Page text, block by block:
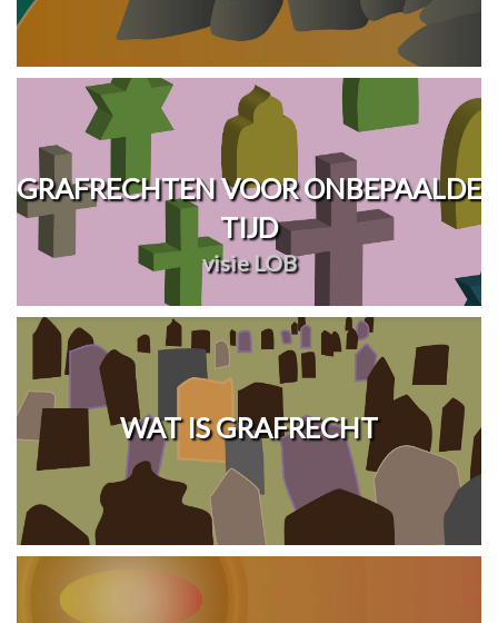
GRAFRECHTEN VOOR ONBEPAALDE
TIJD
visie LOB
WAT IS GRAFRECHT